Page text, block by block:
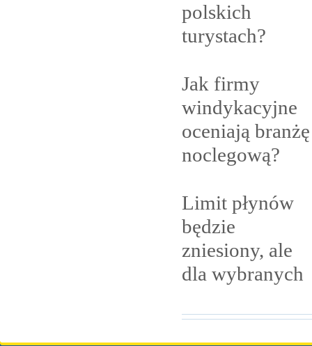
polskich
turystach?
Jak firmy
windykacyjne
oceniają branżę
noclegową?
Limit płynów
będzie
zniesiony, ale
dla wybranych